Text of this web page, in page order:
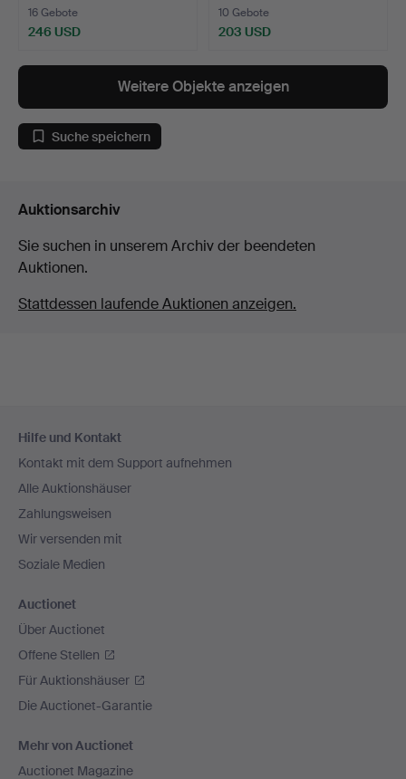
16 Gebote
246 USD
10 Gebote
203 USD
Weitere Objekte anzeigen
Suche speichern
Auktionsarchiv
Sie suchen in unserem Archiv der beendeten
Auktionen.
Stattdessen laufende Auktionen anzeigen.
Navigation
Hilfe und Kontakt
Kontakt mit dem Support aufnehmen
Alle Auktionshäuser
Zahlungsweisen
Wir versenden mit
Soziale Medien
Auctionet
Über Auctionet
Offene Stellen
Für Auktionshäuser
Die Auctionet-Garantie
Mehr von Auctionet
Auctionet Magazine